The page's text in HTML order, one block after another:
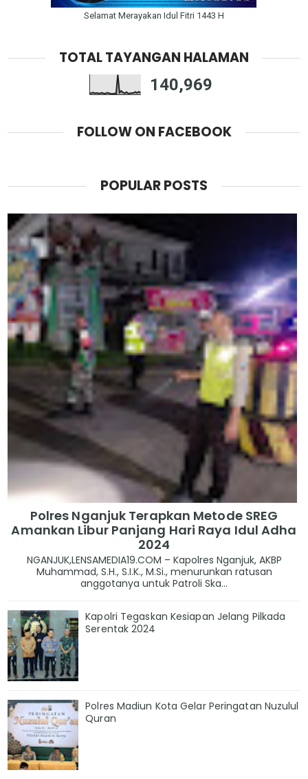
Selamat Merayakan Idul Fitri 1443 H
TOTAL TAYANGAN HALAMAN
140,969
FOLLOW ON FACEBOOK
POPULAR POSTS
Polres Nganjuk Terapkan Metode SREG
Amankan Libur Panjang Hari Raya Idul Adha
2024
NGANJUK,LENSAMEDIA19.COM – Kapolres Nganjuk, AKBP
Muhammad, S.H., S.I.K., M.Si., menurunkan ratusan
anggotanya untuk Patroli Ska...
Kapolri Tegaskan Kesiapan Jelang Pilkada
Serentak 2024
Polres Madiun Kota Gelar Peringatan Nuzulul
Quran